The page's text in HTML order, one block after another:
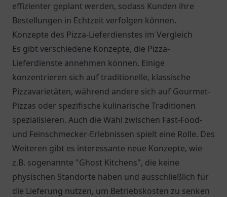
effizienter geplant werden, sodass Kunden ihre
Bestellungen in Echtzeit verfolgen können.
Konzepte des Pizza-Lieferdienstes im Vergleich
Es gibt verschiedene Konzepte, die Pizza-
Lieferdienste annehmen können. Einige
konzentrieren sich auf traditionelle, klassische
Pizzavarietäten, während andere sich auf Gourmet-
Pizzas oder spezifische kulinarische Traditionen
spezialisieren. Auch die Wahl zwischen Fast-Food-
und Feinschmecker-Erlebnissen spielt eine Rolle. Des
Weiteren gibt es interessante neue Konzepte, wie
z.B. sogenannte "Ghost Kitchens", die keine
physischen Standorte haben und ausschließlich für
die Lieferung nutzen, um Betriebskosten zu senken